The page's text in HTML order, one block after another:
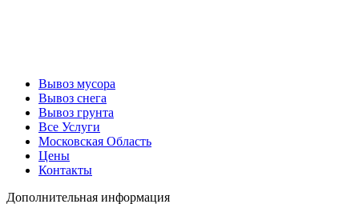
Вывоз мусора
Вывоз снега
Вывоз грунта
Все Услуги
Московская Область
Цены
Контакты
Дополнительная информация